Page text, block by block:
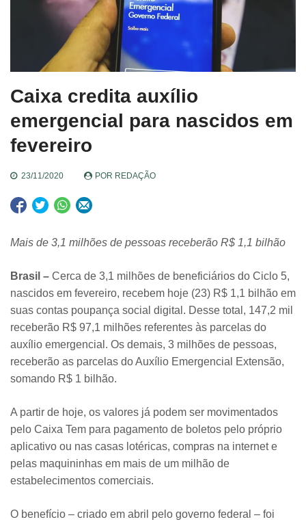
Caixa credita auxílio
emergencial para nascidos em
fevereiro
23/11/2020 POR REDAÇÃO
Mais de 3,1 milhões de pessoas receberão R$ 1,1 bilhão
Brasil – Cerca de 3,1 milhões de beneficiários do Ciclo 5,
nascidos em fevereiro, recebem hoje (23) R$ 1,1 bilhão em
suas contas poupança social digital. Desse total, 147,2 mil
receberão R$ 97,1 milhões referentes às parcelas do
auxílio emergencial. Os demais, 3 milhões de pessoas,
receberão as parcelas do Auxílio Emergencial Extensão,
somando R$ 1 bilhão.
A partir de hoje, os valores já podem ser movimentados
pelo Caixa Tem para pagamento de boletos pelo próprio
aplicativo ou nas casas lotéricas, compras na internet e
pelas maquininhas em mais de um milhão de
estabelecimentos comerciais.
O benefício – criado em abril pelo governo federal – foi